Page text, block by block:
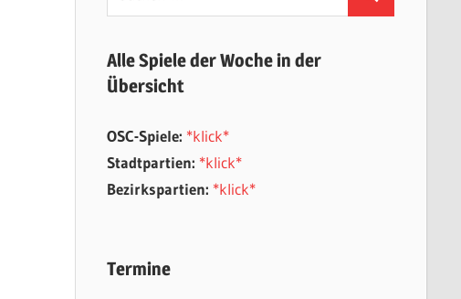
nach:
Suchen
Alle Spiele der Woche in der
Übersicht
OSC-Spiele: *klick*
Stadtpartien: *klick*
Bezirkspartien: *klick*
Termine